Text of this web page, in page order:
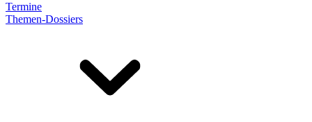
Termine
Themen-Dossiers